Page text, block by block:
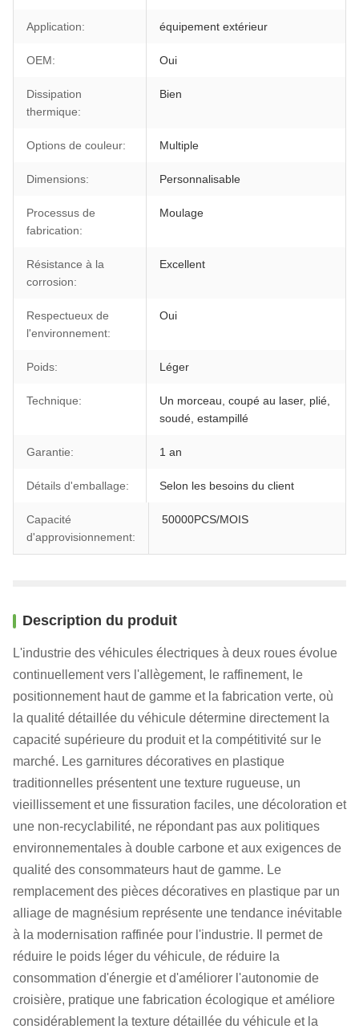
Application: équipement extérieur
OEM: Oui
Dissipation
thermique:
Bien
Options de couleur: Multiple
Dimensions: Personnalisable
Processus de
fabrication:
Moulage
Résistance à la
corrosion:
Excellent
Respectueux de
l'environnement:
Oui
Poids: Léger
Technique:
Un morceau, coupé au laser, plié,
soudé, estampillé
Garantie: 1 an
Détails d'emballage: Selon les besoins du client
Capacité
d'approvisionnement:
50000PCS/MOIS
Description du produit
L'industrie des véhicules électriques à deux roues évolue
continuellement vers l'allègement, le raffinement, le
positionnement haut de gamme et la fabrication verte, où
la qualité détaillée du véhicule détermine directement la
capacité supérieure du produit et la compétitivité sur le
marché. Les garnitures décoratives en plastique
traditionnelles présentent une texture rugueuse, un
vieillissement et une fissuration faciles, une décoloration et
une non-recyclabilité, ne répondant pas aux politiques
environnementales à double carbone et aux exigences de
qualité des consommateurs haut de gamme. Le
remplacement des pièces décoratives en plastique par un
alliage de magnésium représente une tendance inévitable
à la modernisation raffinée pour l'industrie. Il permet de
réduire le poids léger du véhicule, de réduire la
consommation d'énergie et d'améliorer l'autonomie de
croisière, pratique une fabrication écologique et améliore
considérablement la texture détaillée du véhicule et la